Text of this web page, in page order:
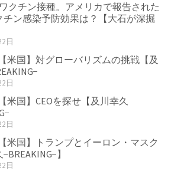
クチン接種。アメリカで報告された
チン感染予防効果は？【大石が深掘
日
米国】対グローバリズムの挑戦【及
日
米国】CEOを探せ【及川幸久
日
米国】トランプとイーロン・マスク
】
日